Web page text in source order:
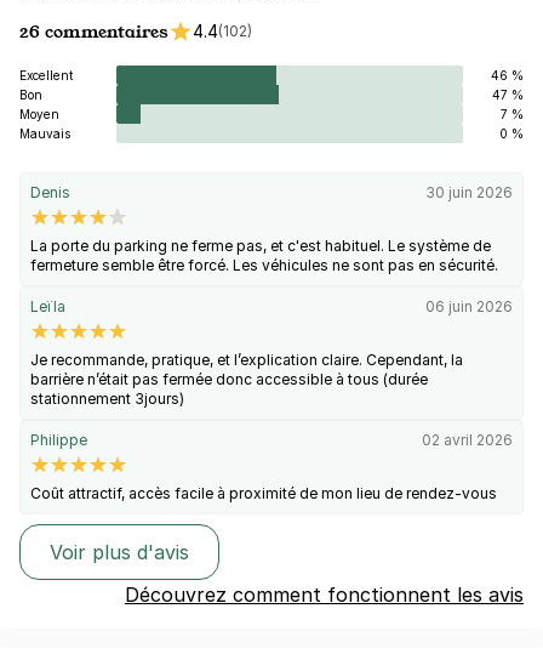
26 commentaires
4.4(102)
Excellent
46 %
Bon
47 %
Moyen
7 %
Mauvais
0 %
Denis 30 juin 2026
La porte du parking ne ferme pas, et c'est habituel. Le système de
fermeture semble être forcé. Les véhicules ne sont pas en sécurité.
Leïla 06 juin 2026
Je recommande, pratique, et l’explication claire. Cependant, la
barrière n’était pas fermée donc accessible à tous (durée
stationnement 3jours)
Philippe 02 avril 2026
Coût attractif, accès facile à proximité de mon lieu de rendez-vous
Voir plus d'avis
Découvrez comment fonctionnent les avis